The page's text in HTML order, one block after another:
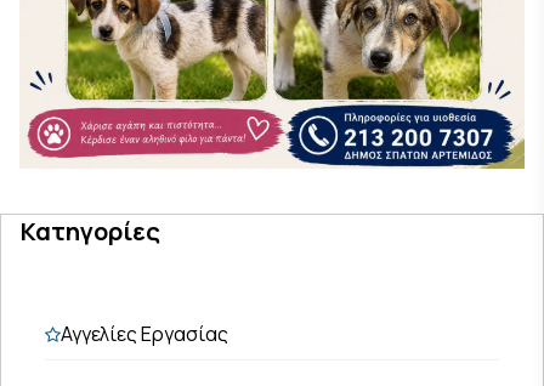
Κατηγορίες
Αγγελίες Εργασίας